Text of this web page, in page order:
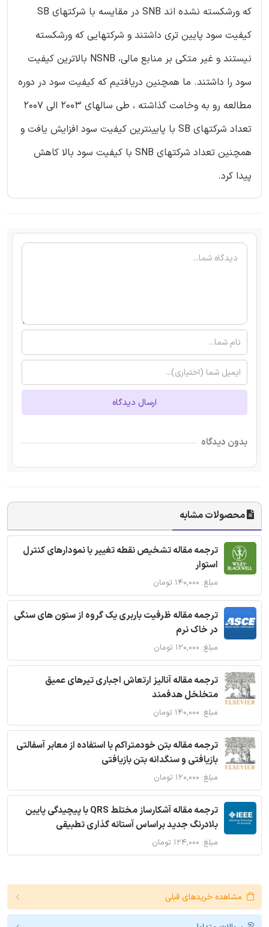
که ورشکسته نشده اند SNB در مقایسه با شرکتهای SB
کیفیت سود پایین تری داشتند و شرکتهایی که ورشکسته
نیستند و غیر متکی بر منابع مالی، NSNB بالاترین کیفیت
سود را داشتند. ما همچنین دریافتیم که کیفیت سود در دوره
مطالعه رو به وخامت گذاشته ، طی سالهای 2003 الی 2007
تعداد شرکتهای SB با پایینترین کیفیت سود افزایش یافت و
همچنین تعداد شرکتهای SNB با کیفیت سود بالا کاهش
پیدا کرد.
ارسال دیدگاه
بدون دیدگاه
محصولات مشابه
ترجمه مقاله تشخیص نقطه تغییر با نمودارهای کنترل
استوار
مبلغ: ۱۴۰,۰۰۰ تومان
ترجمه مقاله ظرفیت باربری یک گروه از ستون های سنگی
در خاک نرم
مبلغ: ۱۲۰,۰۰۰ تومان
ترجمه مقاله آنالیز ارتعاش اجباری تیرهای عمیق
متخلخل هدفمند
مبلغ: ۱۴۰,۰۰۰ تومان
ترجمه مقاله بتن خودمتراکم با استفاده از معابر آسفالتی
بازیافتی و سنگدانه بتن بازیافتی
مبلغ: ۱۲۰,۰۰۰ تومان
ترجمه مقاله آشکارساز مختلط QRS با پیچیدگی پایین
بلادرنگ جدید براساس آستانه گذاری تطبیقی
مبلغ: ۱۲۴,۰۰۰ تومان
مشاهده خریدهای قبلی